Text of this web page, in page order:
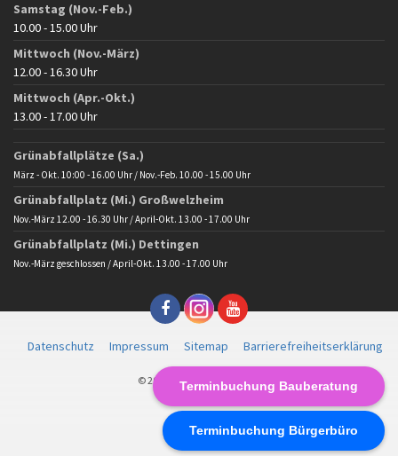
Terminbuchung Bauberatung
Terminbuchung Bürgerbüro
Samstag (Nov.-Feb.)
10.00 - 15.00 Uhr
Mittwoch (Nov.-März)
12.00 - 16.30 Uhr
Mittwoch (Apr.-Okt.)
13.00 - 17.00 Uhr
Grünabfallplätze (Sa.)
März - Okt. 10:00 - 16.00 Uhr / Nov.-Feb. 10.00 - 15.00 Uhr
Grünabfallplatz (Mi.) Großwelzheim
Nov.-März 12.00 - 16.30 Uhr / April-Okt. 13.00 - 17.00 Uhr
Grünabfallplatz (Mi.) Dettingen
Nov.-März geschlossen / April-Okt. 13.00 - 17.00 Uhr
Datenschutz Impressum Sitemap Barrierefreiheitserklärung
© 2025 Gemeinde Karlstein